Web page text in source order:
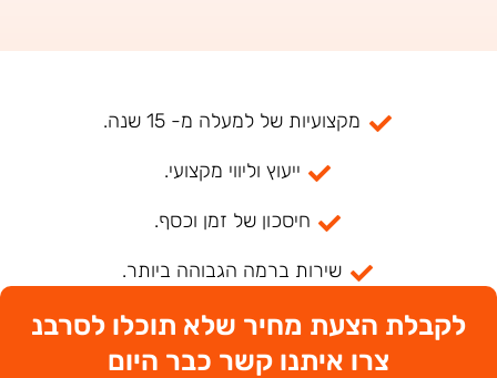
מקצועיות של למעלה מ- 15 שנה.
ייעוץ וליווי מקצועי.
חיסכון של זמן וכסף.
שירות ברמה הגבוהה ביותר.
לקבלת הצעת מחיר שלא תוכלו לסרבנ
צרו איתנו קשר כבר היום